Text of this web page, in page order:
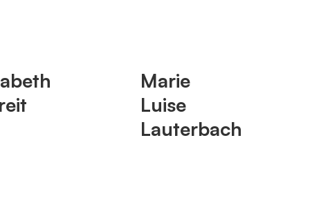
Marie
Luise
Lauterbach